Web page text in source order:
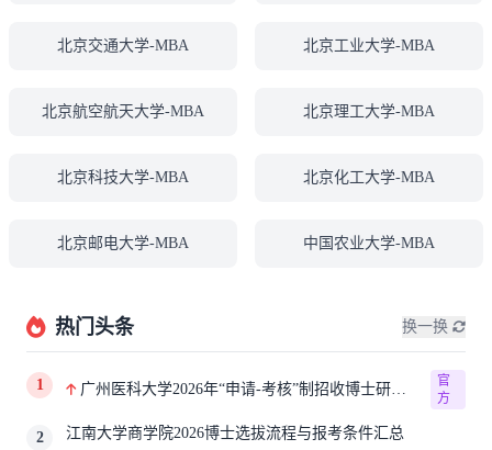
北京交通大学-MBA 北京工业大学-MBA
北京航空航天大学-MBA 北京理工大学-MBA
北京科技大学-MBA 北京化工大学-MBA
北京邮电大学-MBA 中国农业大学-MBA
热门头条 换一换
1
广州医科大学2026年“申请-考核”制招收博士研究
官
方
2 江南大学商学院2026博士选拔流程与报考条件汇总